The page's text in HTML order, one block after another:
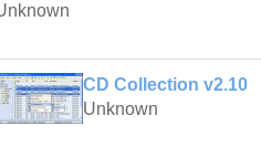
CD Collection v2.10
Unknown